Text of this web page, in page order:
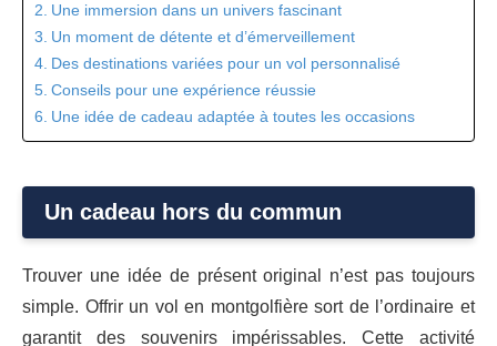
Une immersion dans un univers fascinant
Un moment de détente et d’émerveillement
Des destinations variées pour un vol personnalisé
Conseils pour une expérience réussie
Une idée de cadeau adaptée à toutes les occasions
Un cadeau hors du commun
Trouver une idée de présent original n’est pas toujours
simple. Offrir un vol en montgolfière sort de l’ordinaire et
garantit des souvenirs impérissables. Cette activité